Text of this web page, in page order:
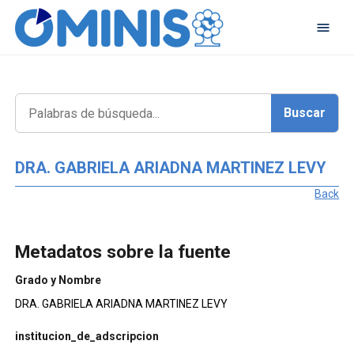
DRA. GABRIELA ARIADNA MARTINEZ LEVY
Back
Metadatos sobre la fuente
Grado y Nombre
DRA. GABRIELA ARIADNA MARTINEZ LEVY
institucion_de_adscripcion